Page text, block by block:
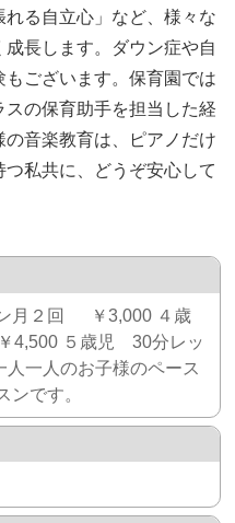
る自立心」など、様々な
長します。ダウン症や自
ございます。保育園では
の保育助手を担当した経
音楽教育は、ピアノだけ
私共に、どうぞ安心して
月２回 ￥3,000 ４歳
５歳児 30分レッ
人のお子様のペース
ンです。